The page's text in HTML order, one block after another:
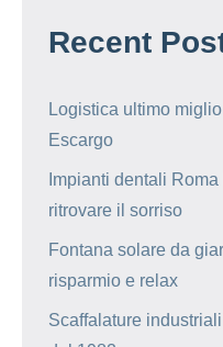
Recent
Logistica ultimo
Escargo
Impianti dentali
ritrovare il sorriso
Fontana solare da
risparmio e relax
Scaffalature